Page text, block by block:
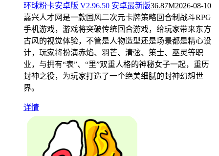
环球粉卡安卓版 V2.96.50 安卓最新版36.87M2026-08-10
嘉兴人才网是一款国风二次元卡牌策略回合制战斗RPG
手机游戏，游戏将突破传统回合游戏，给玩家带来东方
古风的视觉体验，不管是人物造型还是场景都是精心设
计，玩家将扮演赤焰、羽芒、清弦、策士、巫灵等职
业，与拥有“表”、“里”双重人格的神秘女子一起，重历
封神之役，为玩家打造了一个绝美细腻的封神幻想世
界。
详情